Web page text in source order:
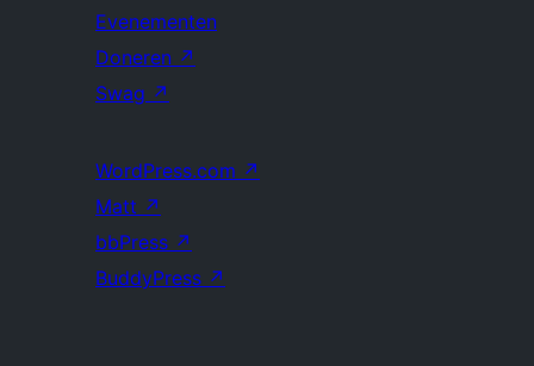
Evenementen
Doneren ↗
Swag ↗
WordPress.com ↗
Matt ↗
bbPress ↗
BuddyPress ↗